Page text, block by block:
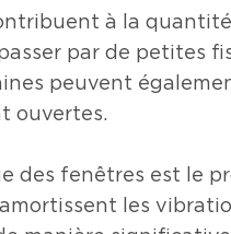
à la
par de petites
peuvent
ouvertes.
des fenêtres est le
les